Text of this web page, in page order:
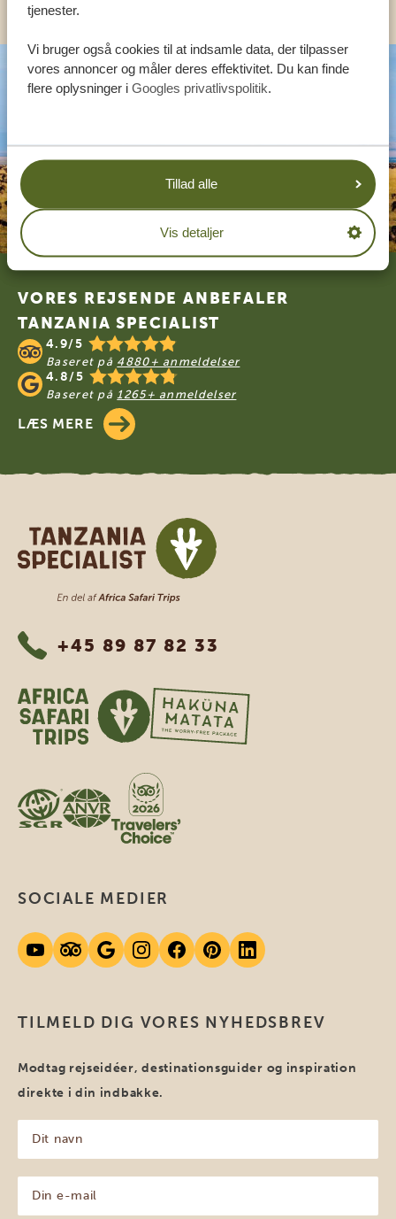
tjenester.
Vi bruger også cookies til at indsamle data, der tilpasser
vores annoncer og måler deres effektivitet. Du kan finde
flere oplysninger i Googles privatlivspolitik
Tillad alle
Vis detaljer
Footer
VORES REJSENDE ANBEFALER
TANZANIA SPECIALIST
4.9/5
Baseret på 4880+ anmeldelser
4.8/5
Baseret på 1265+ anmeldelser
LÆS MERE
Tanzania Specialist
+45 89 87 82 33
TILMELD DIG VORES NYHEDSBREV
Modtag rejseidéer, destinationsguider og inspiration
direkte i din indbakke.
navn
(Påkrævet)
SOCIALE MEDIER